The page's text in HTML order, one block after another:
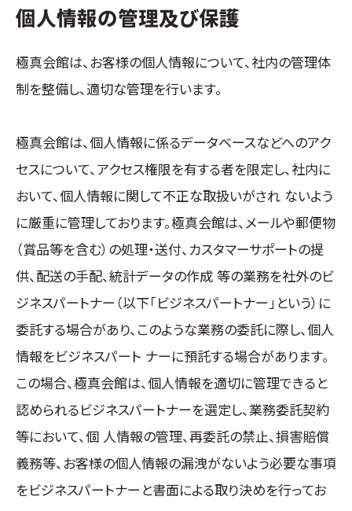
個人情報の管理及び保護
極真会館は、お客様の個人情報について、社内の管理体
制を整備し、適切な管理を行います。
極真会館は、個人情報に係るデータベースなどへのアク
セスについて、アクセス権限を有する者を限定し、社内に
おいて、個人情報に関して不正な取扱いがされ ないよう
に厳重に管理しております。極真会館は、メールや郵便物
（賞品等を含む）の処理・送付、カスタマーサポートの提
供、配送の手配、統計データの作成 等の業務を社外のビ
ジネスパートナー（以下「ビジネスパートナー」という）に
委託する場合があり、このような業務の委託に際し、個人
情報をビジネスパート ナーに預託する場合があります。
この場合、極真会館は、個人情報を適切に管理できると
認められるビジネスパートナーを選定し、業務委託契約
等において、個 人情報の管理、再委託の禁止、損害賠償
義務等、お客様の個人情報の漏洩がないよう必要な事項
をビジネスパートナーと書面による取り決めを行ってお